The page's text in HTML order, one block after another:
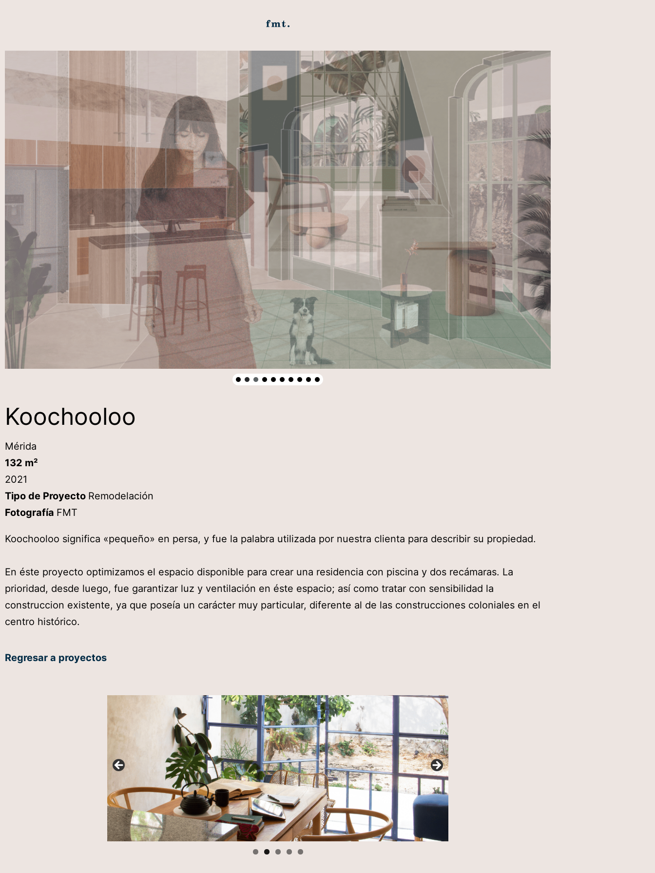
Koochooloo
Mérida
132 m²
2021
Tipo de Proyecto Remodelación
Fotografía FMT
Koochooloo significa «pequeño» en persa, y fue la palabra utilizada por nuestra clienta para describir su propiedad.
En éste proyecto optimizamos el espacio disponible para crear una residencia con piscina y dos recámaras. La
prioridad, desde luego, fue garantizar luz y ventilación en éste espacio; así como tratar con sensibilidad la
construccion existente, ya que poseía un carácter muy particular, diferente al de las construcciones coloniales en el
centro histórico.
Regresar a proyectos